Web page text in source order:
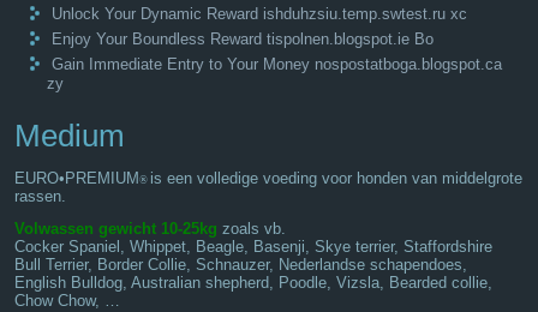
Unlock Your Dynamic Reward ishduhzsiu.temp.swtest.ru xc
Enjoy Your Boundless Reward tispolnen.blogspot.ie Bo
Gain Immediate Entry to Your Money nospostatboga.blogspot.ca
zy
Medium
EURO•PREMIUM® is een volledige voeding voor honden van middelgrote
rassen.
Volwassen gewicht 10-25kg zoals vb.
Cocker Spaniel, Whippet, Beagle, Basenji, Skye terrier, Staffordshire
Bull Terrier, Border Collie, Schnauzer, Nederlandse schapendoes,
English Bulldog, Australian shepherd, Poodle, Vizsla, Bearded collie,
Chow Chow, …